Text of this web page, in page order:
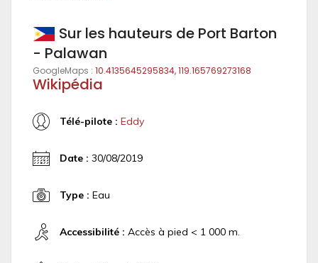
Sur les hauteurs de Port Barton
- Palawan
GoogleMaps : 10.4135645295834, 119.165769273168
Wikipédia
Télé-pilote : Eddy
Date : 30/08/2019
Type : Eau
Accessibilité : Accès à pied < 1 000 m.